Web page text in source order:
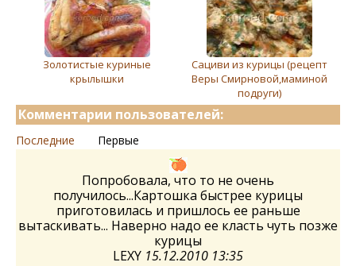
Золотистые куриные
крылышки
Сациви из курицы (рецепт
Веры Смирновой,маминой
подруги)
Комментарии пользователей:
Последние Первые
Попробовала, что то не очень
получилось...Картошка быстрее курицы
приготовилась и пришлось ее раньше
вытаскивать... Наверно надо ее класть чуть позже
курицы
LEXY 15.12.2010 13:35